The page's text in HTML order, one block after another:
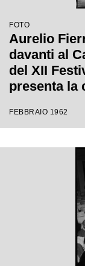
FOTO
Aurelio
davanti al
del XII
presenta la
FEBBRAIO 1962